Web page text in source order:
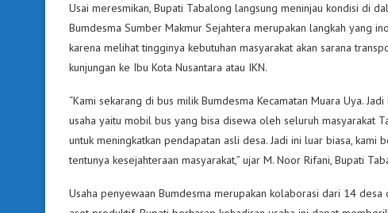
Usai meresmikan, Bupati Tabalong langsung meninjau kondisi di
Bumdesma Sumber Makmur Sejahtera merupakan langkah yang
karena melihat tingginya kebutuhan masyarakat akan sarana
kunjungan ke Ibu Kota Nusantara atau IKN.
“Kami sekarang di bus milik Bumdesma Kecamatan Muara Uya.
usaha yaitu mobil bus yang bisa disewa oleh seluruh masyarakat
untuk meningkatkan pendapatan asli desa. Jadi ini luar biasa,
tentunya kesejahteraan masyarakat,” ujar M. Noor Rifani, Bupati
Usaha penyewaan Bumdesma merupakan kolaborasi dari 14